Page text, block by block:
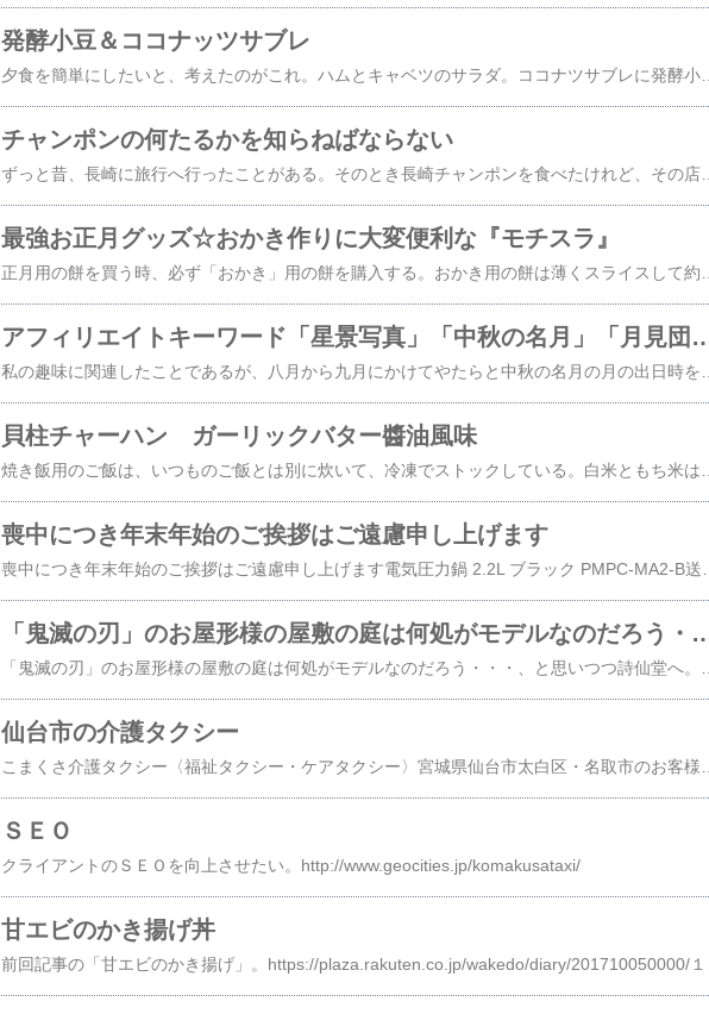
発酵小豆＆ココナッツサブレ
夕食を簡単にしたいと、考えたのがこれ。ハムとキャベツのサラダ。ココナツサブレに発酵小豆をのせて食べる。 日清シスコ ココナッツサブレ 発酵バター(20枚入*4袋セット)楽天で購入(マラソン12%OFF＆ポイント5倍!) FRAY I.D フレイアイディー カシュクールギャザーブラウスニットコンビワンピース 22春夏 FWNO221058 タイトワンピース 22spring 22春コレクション 2022ss 無地 22春ワンピ楽天で購入(マラソン12%OFF＆ポイント5倍!) snidel スナイデル ウエストリブプリントワンピース 22春夏 SWFO221052 マキシワンピース 22spring. 22春コレクション 2022ss 22春ワンピ楽天で購入 こちらもよろしく。ブログ人気ランキング投票にワンクリックお願いします。 ツキを呼ぶかも？
チャンポンの何たるかを知らねばならない
最強お正月グッズ☆おかき作りに大変便利な『モチスラ』
アフィリエイトキーワード「星景写真」
貝柱チャーハン ガーリックバター醬油風味
喪中につき年末年始のご挨拶はご遠慮申し上げます
「鬼滅の刃」のお屋形様の屋敷の庭は何処がモデルな
仙台市の介護タクシー
ＳＥＯ
クライアントのＳＥＯを向上させたい。​http://www.geocities.jp/komakusataxi/​
甘エビのかき揚げ丼